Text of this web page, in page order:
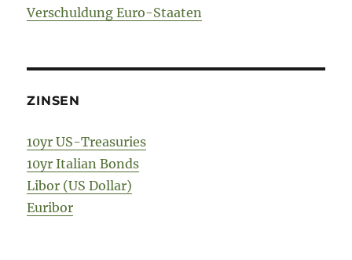
Verschuldung Euro-Staaten
ZINSEN
10yr US-Treasuries
10yr Italian Bonds
Libor (US Dollar)
Euribor